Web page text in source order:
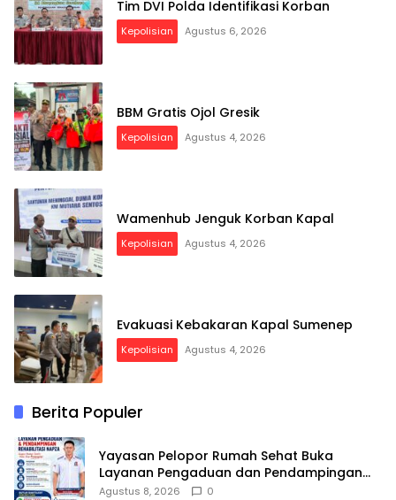
Tim DVI Polda Identifikasi Korban
Kepolisian Agustus 6, 2026
BBM Gratis Ojol Gresik
Kepolisian Agustus 4, 2026
Wamenhub Jenguk Korban Kapal
Kepolisian Agustus 4, 2026
Evakuasi Kebakaran Kapal Sumenep
Kepolisian Agustus 4, 2026
Berita Populer
Yayasan Pelopor Rumah Sehat Buka
Layanan Pengaduan dan Pendampingan
Rehabilitasi NAPZA 24 Jam
Agustus 8, 2026 0